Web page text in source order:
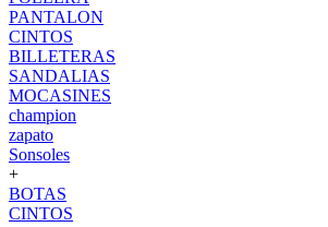
PANTALON
CINTOS
BILLETERAS
SANDALIAS
MOCASINES
champion
zapato
Sonsoles
+
BOTAS
CINTOS